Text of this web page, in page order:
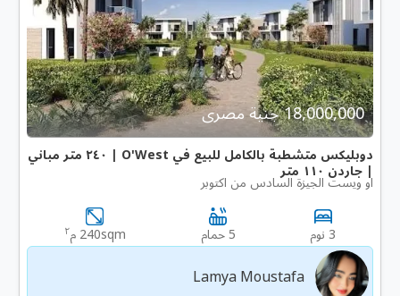
18,000,000 جنية مصرى
دوبليكس متشطبة بالكامل للبيع في O'West | ٢٤٠ متر مباني
| جاردن ١١٠ متر
او ويست الجيزة السادس من اكتوبر
3 نوم 5 حمام 240sqm م ٢
Lamya Moustafa